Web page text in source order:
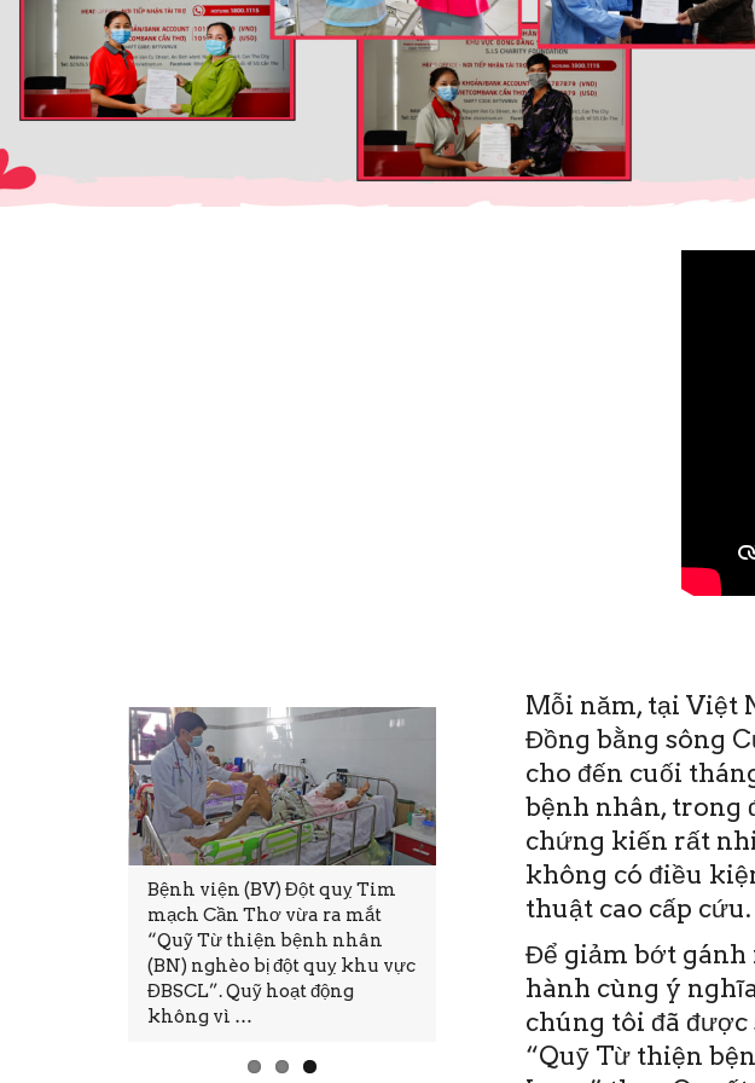
Bệnh viện (BV) Đột quỵ Tim
mạch Cần Thơ vừa ra mắt
“Quỹ Từ thiện bệnh nhân
(BN) nghèo bị đột quỵ khu vực
ĐBSCL”. Quỹ hoạt động
không vì …
Thứ Sáu, 19/6/2020
11:28(ĐTTTO)- Sáng nay 19-6,
tại Bệnh viện Đột quỵ Tim
mạch Cần Thơ đã diễn ra Hội
thảo và Đào tạo y khoa liên
tục CME. Đây …
Mỗi năm, tại Việt
Đồng bằng sông
cho đến cuối
bệnh nhân, trong
chứng kiến rất
không có điều
thuật cao cấp cứu.
Để giảm bớt gánh
hành cùng ý
chúng tôi đã được
“Quỹ Từ thiện